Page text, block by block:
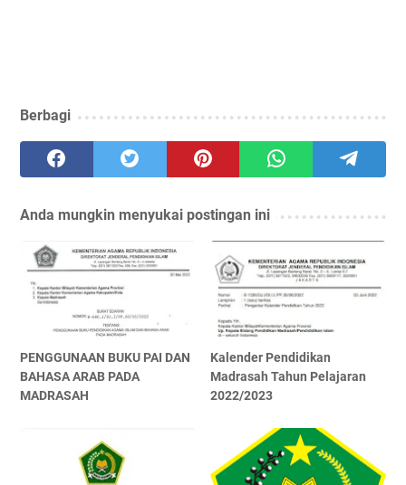
Berbagi
Anda mungkin menyukai postingan ini
PENGGUNAAN BUKU PAI DAN
BAHASA ARAB PADA
MADRASAH
Kalender Pendidikan
Madrasah Tahun Pelajaran
2022/2023